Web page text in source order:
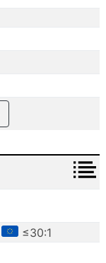
≤30:1